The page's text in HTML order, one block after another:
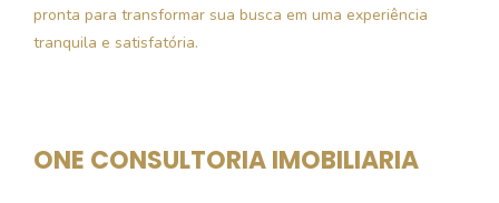
pronta para transformar sua busca em uma experiência
tranquila e satisfatória.
ONE CONSULTORIA IMOBILIARIA